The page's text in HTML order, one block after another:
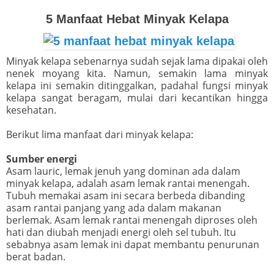
5 Manfaat Hebat Minyak Kelapa
Minyak kelapa sebenarnya sudah sejak lama dipakai oleh
nenek moyang kita. Namun, semakin lama minyak
kelapa ini semakin ditinggalkan, padahal fungsi minyak
kelapa sangat beragam, mulai dari kecantikan hingga
kesehatan.
Berikut lima manfaat dari minyak kelapa:
Sumber energi
Asam lauric, lemak jenuh yang dominan ada dalam
minyak kelapa, adalah asam lemak rantai menengah.
Tubuh memakai asam ini secara berbeda dibanding
asam rantai panjang yang ada dalam makanan
berlemak. Asam lemak rantai menengah diproses oleh
hati dan diubah menjadi energi oleh sel tubuh. Itu
sebabnya asam lemak ini dapat membantu penurunan
berat badan.